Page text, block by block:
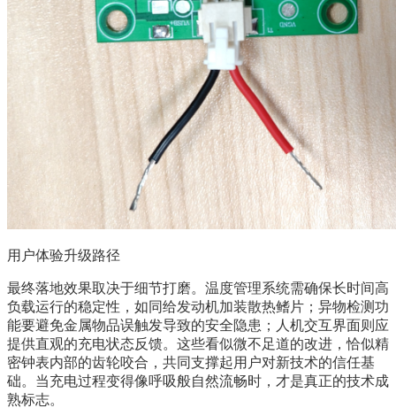
用户体验升级路径
最终落地效果取决于细节打磨。温度管理系统需确保长时间高
负载运行的稳定性，如同给发动机加装散热鳍片；异物检测功
能要避免金属物品误触发导致的安全隐患；人机交互界面则应
提供直观的充电状态反馈。这些看似微不足道的改进，恰似精
密钟表内部的齿轮咬合，共同支撑起用户对新技术的信任基
础。当充电过程变得像呼吸般自然流畅时，才是真正的技术成
熟标志。